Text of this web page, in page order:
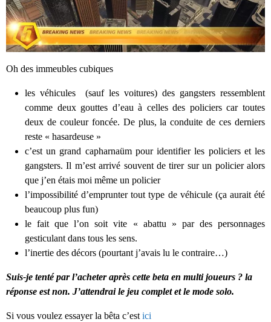
Oh des immeubles cubiques
les véhicules (sauf les voitures) des gangsters ressemblent
comme deux gouttes d’eau à celles des policiers car toutes
deux de couleur foncée. De plus, la conduite de ces derniers
reste « hasardeuse »
c’est un grand capharnaüm pour identifier les policiers et les
gangsters. Il m’est arrivé souvent de tirer sur un policier alors
que j’en étais moi même un policier
l’impossibilité d’emprunter tout type de véhicule (ça aurait été
beaucoup plus fun)
le fait que l’on soit vite « abattu » par des personnages
gesticulant dans tous les sens.
l’inertie des décors (pourtant j’avais lu le contraire…)
Suis-je tenté par l’acheter après cette beta en multi joueurs ? la
réponse est non. J’attendrai le jeu complet et le mode solo.
Si vous voulez essayer la bêta c’est ici